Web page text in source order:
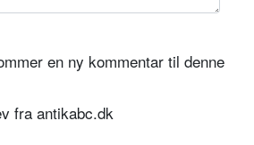
en ny kommentar til denne
fra antikabc.dk